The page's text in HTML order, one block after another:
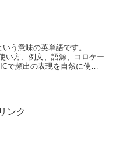
う意味の英単語です。
い方、例文、語源、コロケー
で頻出の表現を自然に使え
ンク